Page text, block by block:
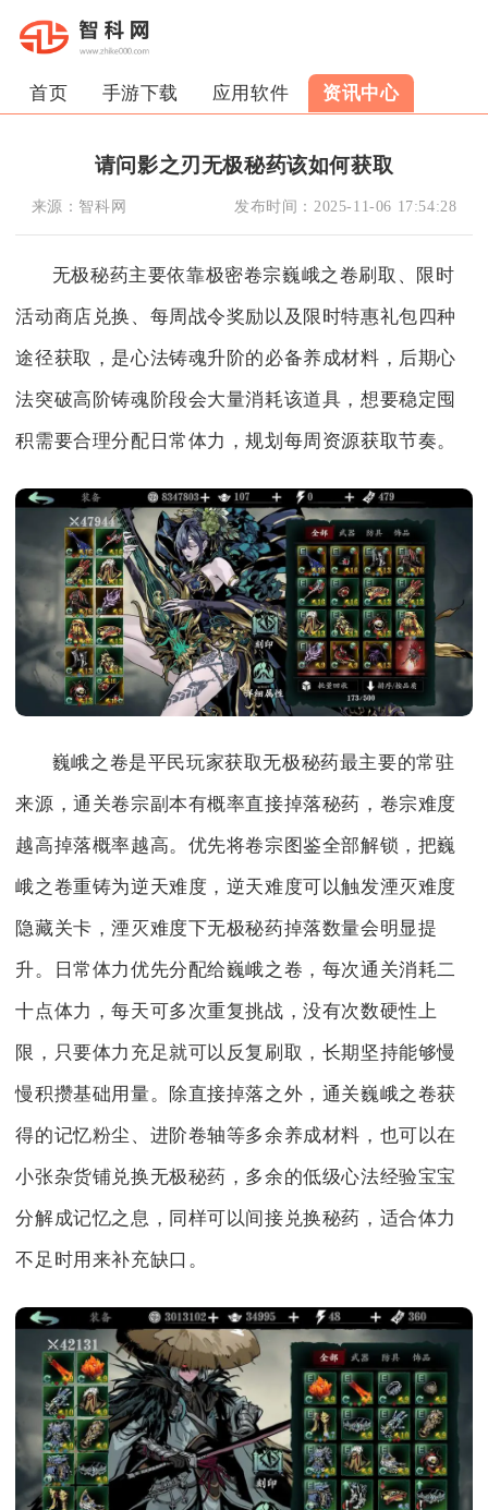
首页 手游下载 应用软件 资讯中心
请问影之刃无极秘药该如何获取
来源： 智科网 发布时间： 2025-11-06 17:54:28
无极秘药主要依靠极密卷宗巍峨之卷刷取、限时
活动商店兑换、每周战令奖励以及限时特惠礼包四种
途径获取，是心法铸魂升阶的必备养成材料，后期心
法突破高阶铸魂阶段会大量消耗该道具，想要稳定囤
积需要合理分配日常体力，规划每周资源获取节奏。
巍峨之卷是平民玩家获取无极秘药最主要的常驻
来源，通关卷宗副本有概率直接掉落秘药，卷宗难度
越高掉落概率越高。优先将卷宗图鉴全部解锁，把巍
峨之卷重铸为逆天难度，逆天难度可以触发湮灭难度
隐藏关卡，湮灭难度下无极秘药掉落数量会明显提
升。日常体力优先分配给巍峨之卷，每次通关消耗二
十点体力，每天可多次重复挑战，没有次数硬性上
限，只要体力充足就可以反复刷取，长期坚持能够慢
慢积攒基础用量。除直接掉落之外，通关巍峨之卷获
得的记忆粉尘、进阶卷轴等多余养成材料，也可以在
小张杂货铺兑换无极秘药，多余的低级心法经验宝宝
分解成记忆之息，同样可以间接兑换秘药，适合体力
不足时用来补充缺口。